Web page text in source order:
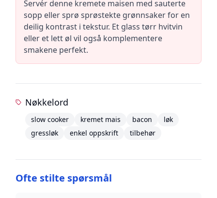
Servér denne kremete maisen med sauterte
sopp eller sprø sprøstekte grønnsaker for en
deilig kontrast i tekstur. Et glass tørr hvitvin
eller et lett øl vil også komplementere
smakene perfekt.
Nøkkelord
slow cooker kremet mais bacon
løk
gressløk
enkel oppskrift tilbehør
Ofte stilte spørsmål